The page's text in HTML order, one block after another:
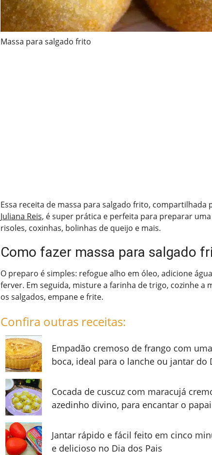
Massa para salgado frito
Essa receita de massa para salgado frito, compartilhada
Juliana Reis, é super prática e perfeita para preparar
risoles, coxinhas, bolinhas de queijo e mais.
Como fazer massa para salgado
O preparo é simples: refogue alho em óleo, adicione
ferver. Em seguida, misture a farinha de trigo, cozinhe a
os salgados, empane e frite.
Confira outras receitas:
Empadão cremoso de frango com
boca, ideal para o lanche ou jantar do
Cocada de cuscuz com maracujá
azedinho divino, para encantar o
Jantar rápido e fácil feito em cinco
e delicioso no Dia dos Pais